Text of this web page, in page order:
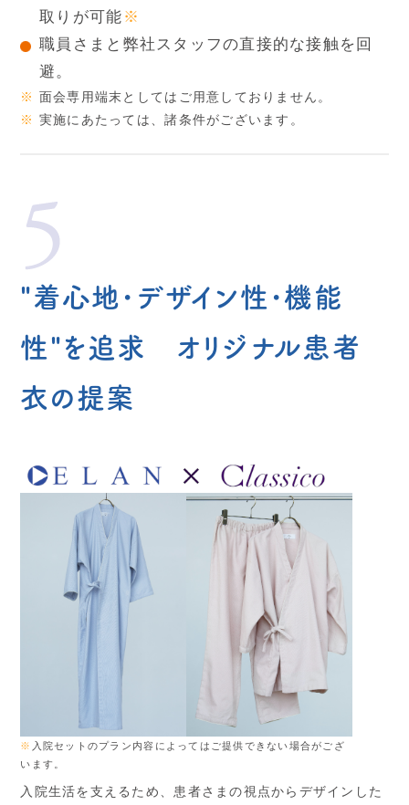
取りが可能 ※
職員さまと弊社スタッフの直接的な接触を回
避。
※ 面会専用端末としてはご用意しておりません。
※ 実施にあたっては、諸条件がございます。
"着心地･デザイン性･機能
性"を追求 オリジナル患者
衣の提案
※ 入院セットのプラン内容によってはご提供できない場合がござ
います。
入院生活を支えるため、患者さまの視点からデザインした